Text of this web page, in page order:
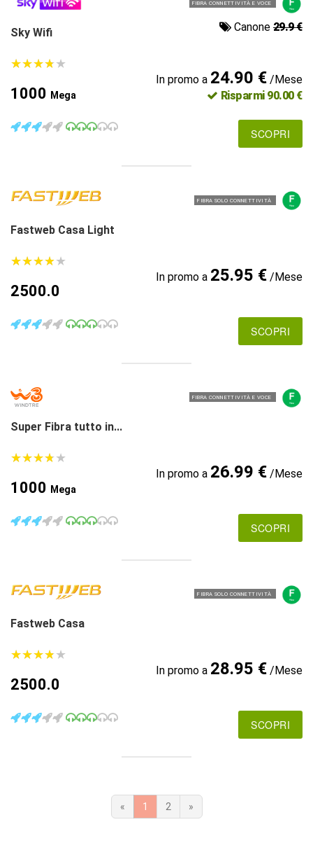
FIBRA CONNETTIVITÀ E VOCE
Sky Wifi Canone 29.9 €
★★★★★
★★★★★
1000 Mega
In promo a 24.90 €/Mese
Risparmi 90.00 €
SCOPRI
FIBRA SOLO CONNETTIVITÀ
Fastweb Casa Light
★★★★★
★★★★★
2500.0
In promo a 25.95 €/Mese
SCOPRI
FIBRA CONNETTIVITÀ E VOCE
Super Fibra tutto in...
★★★★★
★★★★★
1000 Mega
In promo a 26.99 €/Mese
SCOPRI
FIBRA SOLO CONNETTIVITÀ
Fastweb Casa
★★★★★
★★★★★
2500.0
In promo a 28.95 €/Mese
SCOPRI
« 1 2 »